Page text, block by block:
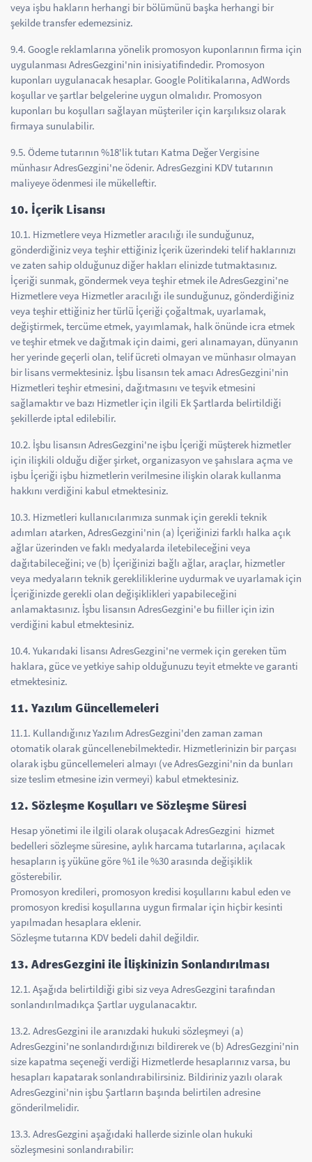
veya işbu hakların herhangi bir bölümünü başka herhangi bir
şekilde transfer edemezsiniz.
9.4. Google reklamlarına yönelik promosyon kuponlarının firma için
uygulanması AdresGezgini'nin inisiyatifindedir. Promosyon
kuponları uygulanacak hesaplar. Google Politikalarına, AdWords
koşullar ve şartlar belgelerine uygun olmalıdır. Promosyon
kuponları bu koşulları sağlayan müşteriler için karşılıksız olarak
firmaya sunulabilir.
9.5. Ödeme tutarının %18'lik tutarı Katma Değer Vergisine
münhasır AdresGezgini'ne ödenir. AdresGezgini KDV tutarının
maliyeye ödenmesi ile mükelleftir.
10. İçerik Lisansı
10.1. Hizmetlere veya Hizmetler aracılığı ile sunduğunuz,
gönderdiğiniz veya teşhir ettiğiniz İçerik üzerindeki telif haklarınızı
ve zaten sahip olduğunuz diğer hakları elinizde tutmaktasınız.
İçeriği sunmak, göndermek veya teşhir etmek ile AdresGezgini'ne
Hizmetlere veya Hizmetler aracılığı ile sunduğunuz, gönderdiğiniz
veya teşhir ettiğiniz her türlü İçeriği çoğaltmak, uyarlamak,
değiştirmek, tercüme etmek, yayımlamak, halk önünde icra etmek
ve teşhir etmek ve dağıtmak için daimi, geri alınamayan, dünyanın
her yerinde geçerli olan, telif ücreti olmayan ve münhasır olmayan
bir lisans vermektesiniz. İşbu lisansın tek amacı AdresGezgini'nin
Hizmetleri teşhir etmesini, dağıtmasını ve teşvik etmesini
sağlamaktır ve bazı Hizmetler için ilgili Ek Şartlarda belirtildiği
şekillerde iptal edilebilir.
10.2. İşbu lisansın AdresGezgini'ne işbu İçeriği müşterek hizmetler
için ilişkili olduğu diğer şirket, organizasyon ve şahıslara açma ve
işbu İçeriği işbu hizmetlerin verilmesine ilişkin olarak kullanma
hakkını verdiğini kabul etmektesiniz.
10.3. Hizmetleri kullanıcılarımıza sunmak için gerekli teknik
adımları atarken, AdresGezgini'nin (a) İçeriğinizi farklı halka açık
ağlar üzerinden ve faklı medyalarda iletebileceğini veya
dağıtabileceğini; ve (b) İçeriğinizi bağlı ağlar, araçlar, hizmetler
veya medyaların teknik gerekliliklerine uydurmak ve uyarlamak için
İçeriğinizde gerekli olan değişiklikleri yapabileceğini
anlamaktasınız. İşbu lisansın AdresGezgini'e bu fiiller için izin
verdiğini kabul etmektesiniz.
10.4. Yukarıdaki lisansı AdresGezgini'ne vermek için gereken tüm
haklara, güce ve yetkiye sahip olduğunuzu teyit etmekte ve garanti
etmektesiniz.
11. Yazılım Güncellemeleri
11.1. Kullandığınız Yazılım AdresGezgini'den zaman zaman
otomatik olarak güncellenebilmektedir. Hizmetlerinizin bir parçası
olarak işbu güncellemeleri almayı (ve AdresGezgini'nin da bunları
size teslim etmesine izin vermeyi) kabul etmektesiniz.
12. Sözleşme Koşulları ve Sözleşme Süresi
Hesap yönetimi ile ilgili olarak oluşacak AdresGezgini hizmet
bedelleri sözleşme süresine, aylık harcama tutarlarına, açılacak
hesapların iş yüküne göre %1 ile %30 arasında değişiklik
gösterebilir.
Promosyon kredileri, promosyon kredisi koşullarını kabul eden ve
promosyon kredisi koşullarına uygun firmalar için hiçbir kesinti
yapılmadan hesaplara eklenir.
Sözleşme tutarına KDV bedeli dahil değildir.
13. AdresGezgini ile İlişkinizin Sonlandırılması
12.1. Aşağıda belirtildiği gibi siz veya AdresGezgini tarafından
sonlandırılmadıkça Şartlar uygulanacaktır.
13.2. AdresGezgini ile aranızdaki hukuki sözleşmeyi (a)
AdresGezgini'ne sonlandırdığınızı bildirerek ve (b) AdresGezgini'nin
size kapatma seçeneği verdiği Hizmetlerde hesaplarınız varsa, bu
hesapları kapatarak sonlandırabilirsiniz. Bildiriniz yazılı olarak
AdresGezgini'nin işbu Şartların başında belirtilen adresine
gönderilmelidir.
13.3. AdresGezgini aşağıdaki hallerde sizinle olan hukuki
sözleşmesini sonlandırabilir: